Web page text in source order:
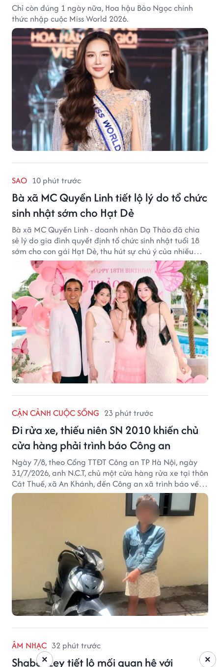
Chỉ còn đúng 1 ngày nữa, Hoa hậu Bảo Ngọc chính
thức nhập cuộc Miss World 2026.
SAO 10 phút trước
Bà xã MC Quyền Linh tiết lộ lý do tổ chức
sinh nhật sớm cho Hạt Dẻ
Bà xã MC Quyền Linh - doanh nhân Dạ Thảo đã chia
sẻ lý do gia đình quyết định tổ chức sinh nhật tuổi 18
sớm cho con gái Hạt Dẻ, thu hút sự chú ý của nhiều
người hâm mộ.
CẬN CẢNH CUỘC SỐNG 23 phút trước
Đi rửa xe, thiếu niên SN 2010 khiến chủ
cửa hàng phải trình báo Công an
Ngày 7/8, theo Cổng TTĐT Công an TP Hà Nội, ngày
31/7/2026, anh N.C.T, chủ một cửa hàng rửa xe tại thôn
Cát Thuế, xã An Khánh, đến Công an xã trình báo về
việc bị mất trộm chiếc xe máy Honda Wave. Trong cốp
xe còn có nhiều giấy tờ cá nhân và khoảng 1,2 triệu
ÂM NHẠC 32 phút trước
Shaboozey tiết lộ mối quan hệ với ×
×